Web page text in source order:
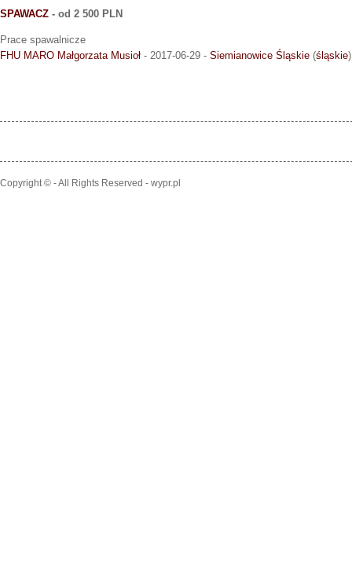
SPAWACZ - od 2 500 PLN
Prace spawalnicze
FHU MARO Małgorzata Musioł - 2017-06-29 - Siemianowice Śląskie (śląskie)
Copyright © - All Rights Reserved - wypr.pl